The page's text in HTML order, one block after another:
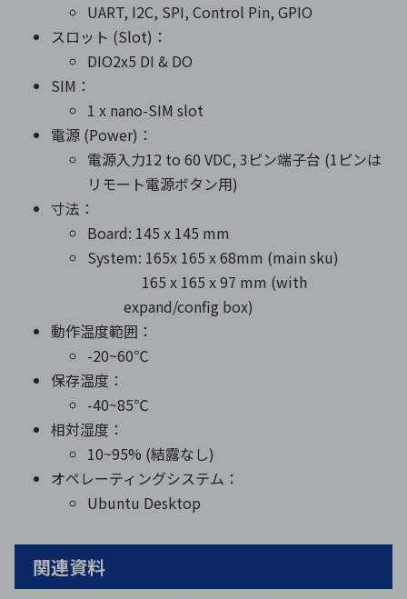
UART, I2C, SPI, Control Pin, GPIO
スロット (Slot)：
DIO2x5 DI & DO
SIM：
1 x nano-SIM slot
電源 (Power)：
電源入力12 to 60 VDC, 3ピン端子台 (1ピンは
リモート電源ボタン用)
寸法：
Board: 145 x 145 mm
System: 165x 165 x 68mm (main sku)
165 x 165 x 97 mm (with
expand/config box)
動作温度範囲：
-20~60℃
保存温度：
-40~85℃
相対湿度：
10~95% (結露なし)
オペレーティングシステム：
Ubuntu Desktop
関連資料